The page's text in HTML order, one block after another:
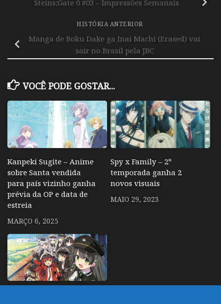
Steins;Gate 0 #03 – Impressões Semanais
HISTÓRIA ANTERIOR
Manga de Boku Dake ga Inai Machi (Erased) vai
sair no Brasil pela JBC
VOCÊ PODE GOSTAR...
Kanpeki Sugite – Anime
sobre Santa vendida
para país vizinho ganha
prévia da OP e data de
estreia
MARÇO 6, 2025
Spy x Family – 2º
temporada ganha 2
novos visuais
MAIO 29, 2023